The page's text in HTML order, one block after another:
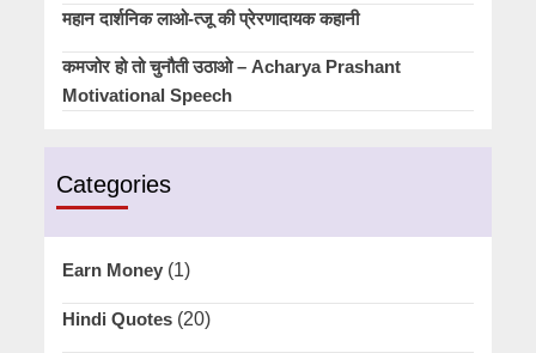
महान दार्शनिक लाओ-त्जू की प्रेरणादायक कहानी
कमजोर हो तो चुनौती उठाओ – Acharya Prashant
Motivational Speech
Categories
Earn Money (1)
Hindi Quotes (20)